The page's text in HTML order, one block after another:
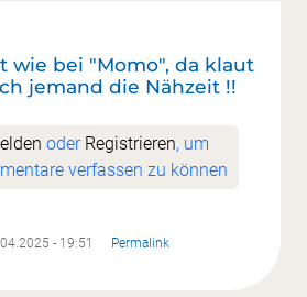
wie bei "Momo", da klaut
jemand die Nähzeit !!
oder Registrieren, um
verfassen zu können
- 19:51 Permalink